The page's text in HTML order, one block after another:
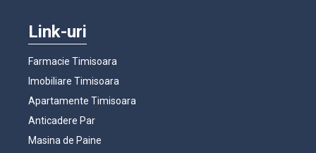
Link-uri
Farmacie Timisoara
Imobiliare Timisoara
Apartamente Timisoara
Anticadere Par
Masina de Paine